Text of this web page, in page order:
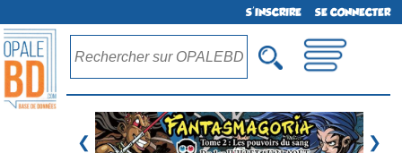
S'INSCRIRE SE CONNECTER
❮ ❯